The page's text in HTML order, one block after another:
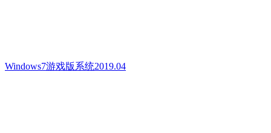
Windows7游戏版系统2019.04